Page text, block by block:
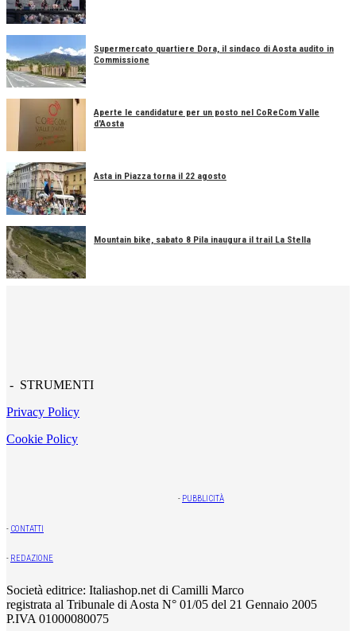
Supermercato quartiere Dora, il sindaco di Aosta audito in
Commissione
Aperte le candidature per un posto nel CoReCom Valle
d'Aosta
Asta in Piazza torna il 22 agosto
Mountain bike, sabato 8 Pila inaugura il trail La Stella
- STRUMENTI
Privacy Policy
Cookie Policy
- PUBBLICITÀ
- CONTATTI
- REDAZIONE
Società editrice: Italiashop.net di Camilli Marco
registrata al Tribunale di Aosta N° 01/05 del 21 Gennaio 2005
P.IVA 01000080075